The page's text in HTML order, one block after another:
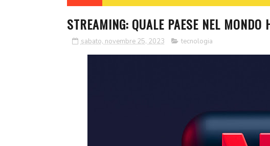
STREAMING: QUALE PAESE NEL
sabato, novembre 25, 2023 tecnologia